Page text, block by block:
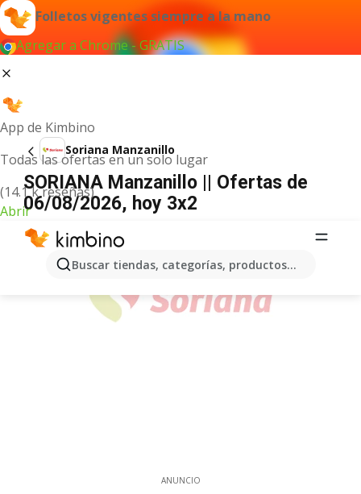
Folletos vigentes siempre a la mano
Agregar a Chrome - GRATIS
App de Kimbino
Todas las ofertas en un solo lugar
(14.1 k reseñas)
Abrir
Buscar tiendas, categorías, productos...
Soriana Manzanillo
SORIANA Manzanillo || Ofertas de
06/08/2026, hoy 3x2
ANUNCIO